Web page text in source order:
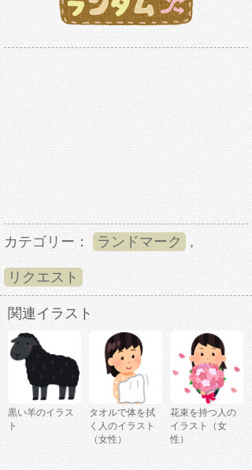
カテゴリー： ランドマーク ,
リクエスト
関連イラスト
黒い羊のイラス
ト
タオルで体を拭
く人のイラスト
（女性）
花束を持つ人の
イラスト（女
性）